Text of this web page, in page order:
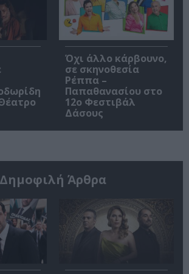
Όχι άλλο κάρβουνο,
σε σκηνοθεσία
Ρέππα –
Παπαθανασίου στο
12ο Φεστιβάλ
Δάσους
Δημοφιλή Άρθρα